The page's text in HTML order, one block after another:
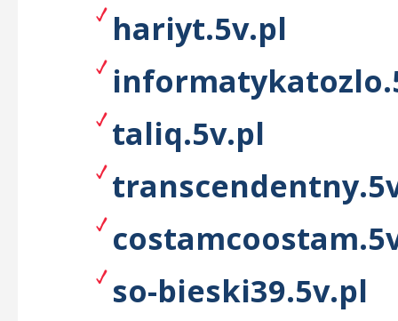
hariyt.5v.pl
taliq.5v.pl
so-bieski39.5v.pl